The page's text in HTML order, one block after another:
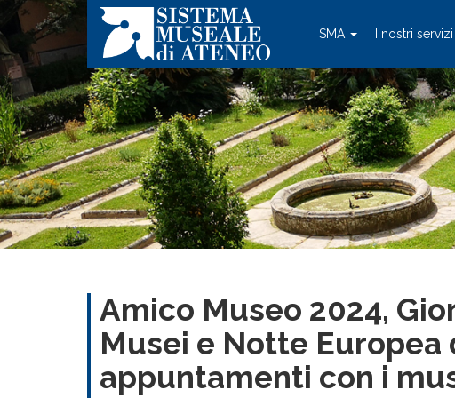
SMA I nostri servizi
Amico Museo 2024,
Musei e Notte Europea
appuntamenti con i